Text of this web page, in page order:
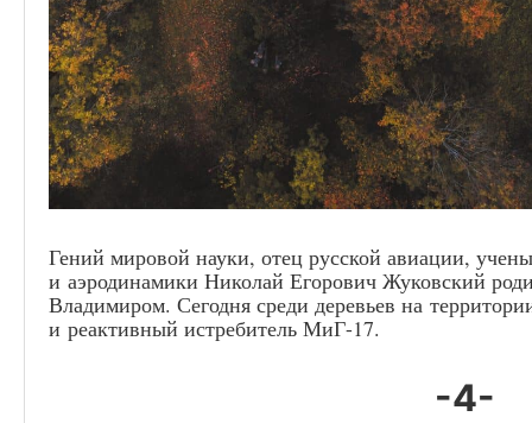
Гений мировой науки, отец русской авиации,
и аэродинамики Николай Егорович Жуковский
Владимиром. Сегодня среди деревьев на
и реактивный истребитель МиГ-17.
-4-